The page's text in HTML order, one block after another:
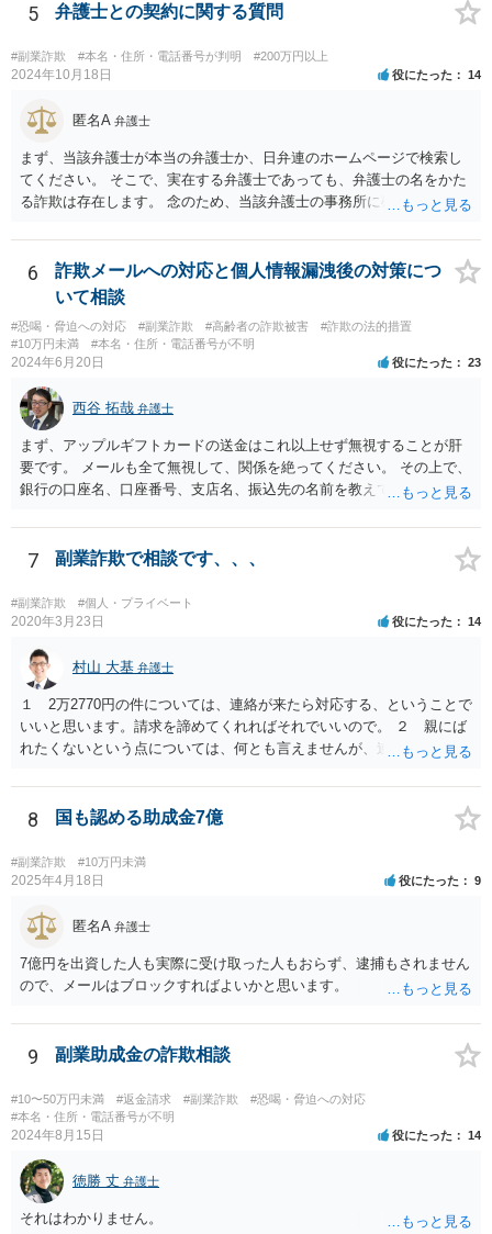
5 弁護士との契約に関する質問
#副業詐欺 #本名・住所・電話番号が判明 #200万円以上
2024年10月18日 役にたった 14
匿名A 弁護士
まず、当該弁護士が本当の弁護士か、日弁連のホームページで検索し
てください。 そこで、実在する弁護士であっても、弁護士の名をかた
る詐欺は存在します。 念のため、当該弁護士の事務所に確認をとれば
6
詐欺メールへの対応と個人情報漏洩後の対策につ
いて相談
#恐喝・脅迫への対応 #副業詐欺 #高齢者の詐欺被害
#詐欺の法的措置
#10万円未満
#本名・住所・電話番号が不明
2024年6月20日 役にたった 23
西谷 拓哉 弁護士
まず、アップルギフトカードの送金はこれ以上せず無視することが肝
要です。 メールも全て無視して、関係を絶ってください。 その上で、
銀行の口座名、口座番号、支店名、振込先の名前を教えてしまってい
はありません。 そのため、現時点でとくに、詳細不明の入金がないこ
となどが確認できるのであれば、念のため、相手に教えてしまった口
座については、 銀行で口座の解約処理をすることをお勧め致します。
7 副業詐欺で相談です、、、
#副業詐欺 #個人・プライベート
2020年3月23日 役にたった 14
村山 大基 弁護士
１ 2万2770円の件については、連絡が来たら対応する、ということで
いいと思います。請求を諦めてくれればそれでいいので。 ２ 親にば
れたくないという点については、何とも言えませんが、連絡を止めた
で、訴訟まではしなくとも、はがきくらいは来るかもしれません。し
かし、支払ったとしても連絡が止まる保証もないからです。可能性と
して、似たような連絡をたくさんの人に送っていると思われ、支払う
と「この人は支払う人だ」と思われていけるところまで絞られるよう
に思うからです。
8 国も認める助成金7億
#副業詐欺 #10万円未満
2025年4月18日 役にたった 9
匿名A 弁護士
7億円を出資した人も実際に受け取った人もおらず、逮捕もされません
ので、メールはブロックすればよいかと思います。
9 副業助成金の詐欺相談
#10〜50万円未満 #返金請求 #副業詐欺
#恐喝・脅迫への対応
#本名・住所・電話番号が不明
2024年8月15日 役にたった 14
徳勝 丈 弁護士
それはわかりません。